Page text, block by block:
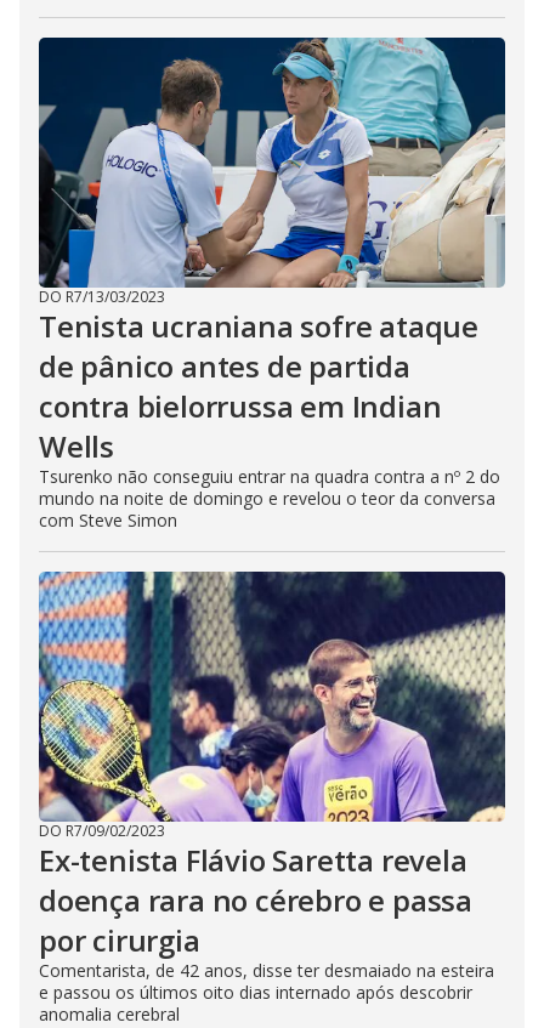
DO R7/13/03/2023
Tenista ucraniana sofre ataque
de pânico antes de partida
contra bielorrussa em Indian
Wells
Tsurenko não conseguiu entrar na quadra contra a nº 2 do
mundo na noite de domingo e revelou o teor da conversa
com Steve Simon
DO R7/09/02/2023
Ex-tenista Flávio Saretta revela
doença rara no cérebro e passa
por cirurgia
Comentarista, de 42 anos, disse ter desmaiado na esteira
e passou os últimos oito dias internado após descobrir
anomalia cerebral